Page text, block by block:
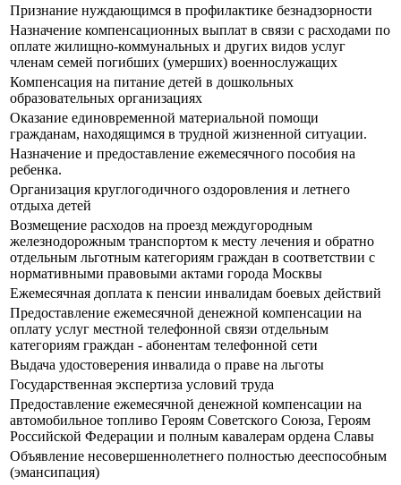
Признание нуждающимся в профилактике безнадзорности
Назначение компенсационных выплат в связи с расходами по
оплате жилищно-коммунальных и других видов услуг
членам семей погибших (умерших) военнослужащих
Компенсация на питание детей в дошкольных
образовательных организациях
Оказание единовременной материальной помощи
гражданам, находящимся в трудной жизненной ситуации.
Назначение и предоставление ежемесячного пособия на
ребенка.
Организация круглогодичного оздоровления и летнего
отдыха детей
Возмещение расходов на проезд междугородным
железнодорожным транспортом к месту лечения и обратно
отдельным льготным категориям граждан в соответствии с
нормативными правовыми актами города Москвы
Ежемесячная доплата к пенсии инвалидам боевых действий
Предоставление ежемесячной денежной компенсации на
оплату услуг местной телефонной связи отдельным
категориям граждан - абонентам телефонной сети
Выдача удостоверения инвалида о праве на льготы
Государственная экспертиза условий труда
Предоставление ежемесячной денежной компенсации на
автомобильное топливо Героям Советского Союза, Героям
Российской Федерации и полным кавалерам ордена Славы
Объявление несовершеннолетнего полностью дееспособным
(эмансипация)